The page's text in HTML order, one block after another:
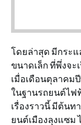
โดยล่าสุด มีกระแ
ขนาดเล็ก ที่พึ่งจ
เมื่อเดือนตุลาคม
ในฐานรถยนต์ไฟ
เรื่องราวนี้ มีต้นท
ยนต์เมืองลุงแซม